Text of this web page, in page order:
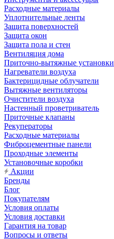
Расходные материалы
Уплотнительные ленты
Защита поверхностей
Защита окон
Защита пола и стен
Вентиляция дома
Приточно-вытяжные установки
Нагреватели воздуха
Бактерицидные облучатели
Вытяжные вентиляторы
Очистители воздуха
Настенный проветриватель
Приточные клапаны
Рекуператоры
Расходные материалы
Фиброцементные панели
Проходные элементы
Установочные коробки
Акции
Бренды
Блог
Покупателям
Условия оплаты
Условия доставки
Гарантия на товар
Вопросы и ответы